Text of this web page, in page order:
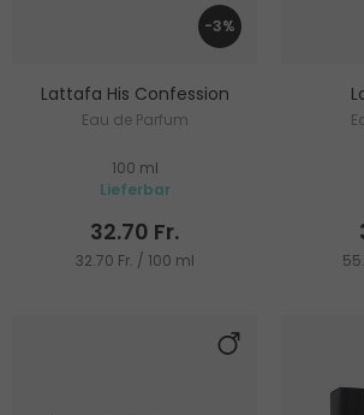
-3%
Lattafa His Confession
Eau de Parfum
100 ml
Lieferbar
32.70 Fr.
32.70 Fr. / 100 ml